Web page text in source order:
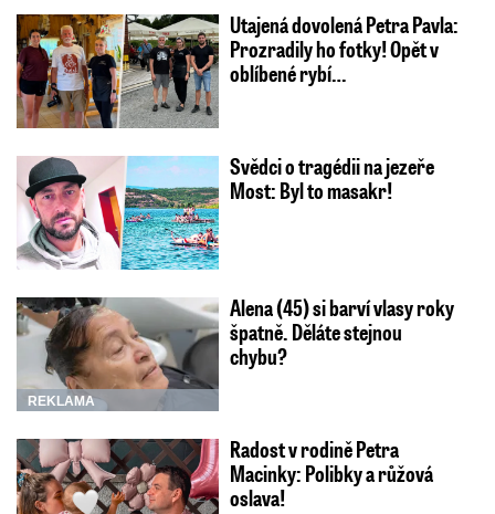
Utajená dovolená Petra Pavla:
Prozradily ho fotky! Opět v
oblíbené rybí…
Svědci o tragédii na jezeře
Most: Byl to masakr!
REKLAMA
Alena (45) si barví vlasy roky
špatně. Děláte stejnou
chybu?
Radost v rodině Petra
Macinky: Polibky a růžová
oslava!